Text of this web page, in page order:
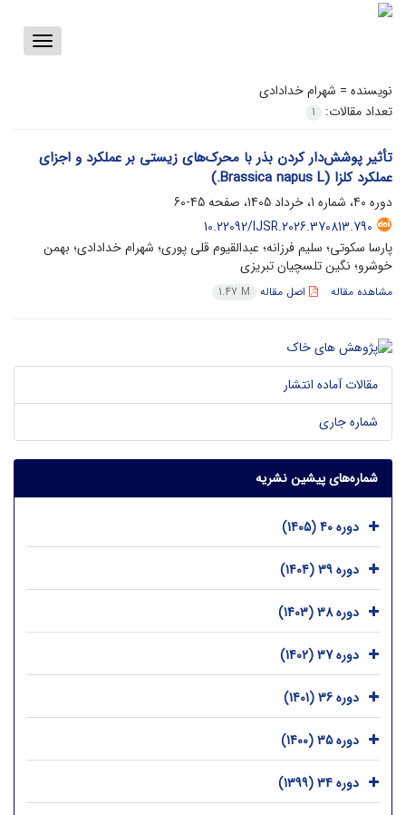
Toggle
نویسنده = شهرام خدادادی
تعداد مقالات:
1
تأثیر پوشش‌دار کردن بذر با محرک‌های زیستی بر عملکرد و اجزای
عملکرد کلزا (Brassica napus L.)
دوره 40، شماره 1، خرداد 1405، صفحه
45-60
10.22092/IJSR.2026.370813.790
پارسا سکوتی؛ سلیم فرزانه؛ عبدالقیوم قلی پوری؛ شهرام خدادادی؛ بهمن
خوشرو؛ نگین تلسچیان تبریزی
مشاهده مقاله اصل مقاله 1.47 M
مقالات آماده انتشار
شماره جاری
شماره‌های پیشین نشریه
دوره 40 (1405)
دوره 39 (1404)
دوره 38 (1403)
دوره 37 (1402)
دوره 36 (1401)
دوره 35 (1400)
دوره 34 (1399)